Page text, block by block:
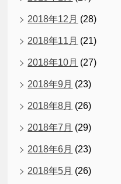
2018年12月 (28)
2018年11月 (21)
2018年10月 (27)
2018年9月 (23)
2018年8月 (26)
2018年7月 (29)
2018年6月 (23)
2018年5月 (26)